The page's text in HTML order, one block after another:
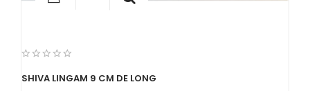
SHIVA LINGAM 9 CM DE LONG